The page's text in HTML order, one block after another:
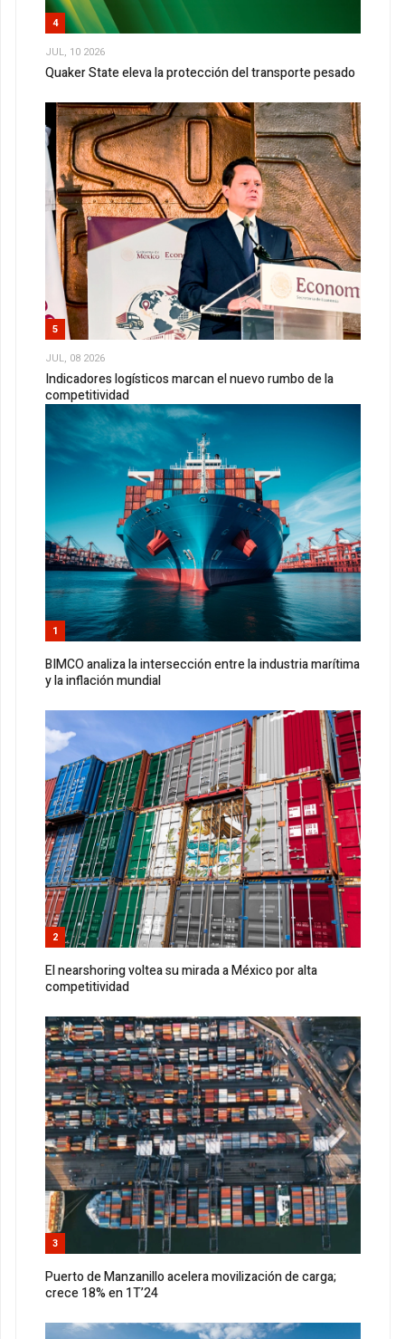
4
JUL, 10 2026
Quaker State eleva la protección del transporte pesado
5
JUL, 08 2026
Indicadores logísticos marcan el nuevo rumbo de la
competitividad
1
BIMCO analiza la intersección entre la industria marítima
y la inflación mundial
2
El nearshoring voltea su mirada a México por alta
competitividad
3
Puerto de Manzanillo acelera movilización de carga;
crece 18% en 1T’24